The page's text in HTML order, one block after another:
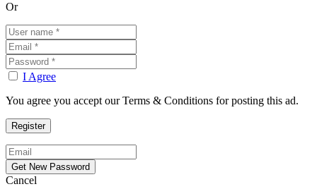
Or
I Agree
You agree you accept our Terms & Conditions for posting this ad.
Cancel